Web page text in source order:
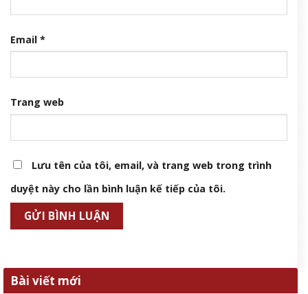
Email *
Trang web
Lưu tên của tôi, email, và trang web trong trình
duyệt này cho lần bình luận kế tiếp của tôi.
Bài viết mới